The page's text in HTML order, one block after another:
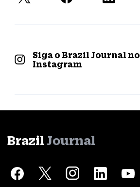
Siga o Brazil Journal no
Instagram
Brazil Journal